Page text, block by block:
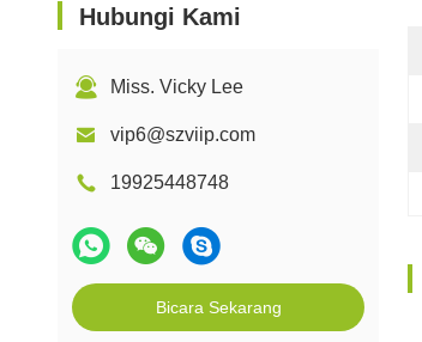
Hubungi Kami
Miss. Vicky Lee
vip6@szviip.com
19925448748
Bicara Sekarang